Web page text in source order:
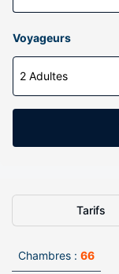
Voyageurs
2 Adultes
Tarifs
Chambres : 66